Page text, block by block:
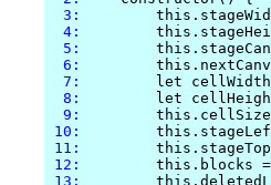
  3:
  4:
  5:
  6:
  7:
  8:
  9:
10:
11:
12:
13: